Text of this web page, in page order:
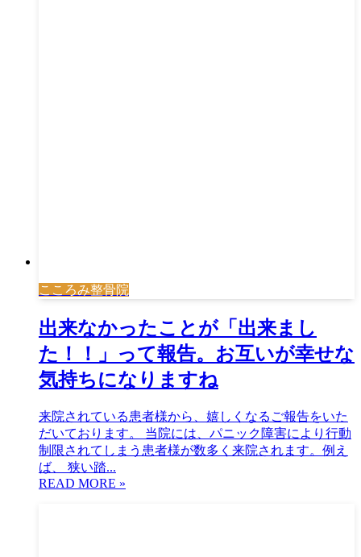
こころみ整骨院
出来なかったことが「出来まし
た！！」って報告。お互いが幸せな
気持ちになりますね
来院されている患者様から、嬉しくなるご報告をいた
だいております。 当院には、パニック障害により行動
制限されてしまう患者様が数多く来院されます。例え
ば、 狭い踏...